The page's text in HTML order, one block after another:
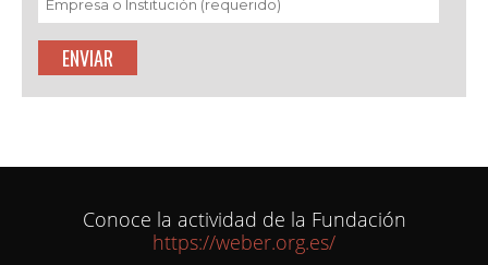
Conoce la actividad de la Fundación
https://weber.org.es/